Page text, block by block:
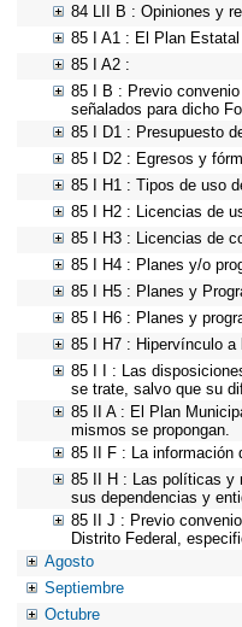
84 LII B : Opiniones y
85 I A1 : El Plan
85 I A2 :
85 I B : Previo
señalados para dicho
85 I D1 : Presupuesto
85 I D2 : Egresos y
85 I H1 : Tipos de uso
85 I H2 : Licencias de
85 I H3 : Licencias de
85 I H4 : Planes y/o
85 I H5 : Planes y
85 I H6 : Planes y
85 I H7 : Hipervínculo a
85 I I : Las
se trate, salvo que su
85 II A : El Plan
mismos se propongan.
85 II F : La información
85 II H : Las políticas y
sus dependencias y
85 II J : Previo
Distrito Federal,
Agosto
Septiembre
Octubre